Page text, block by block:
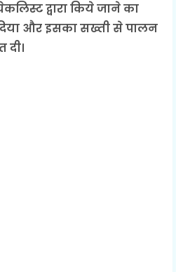
द्वारा किये जाने का
और इसका सख्ती से पालन
दी।